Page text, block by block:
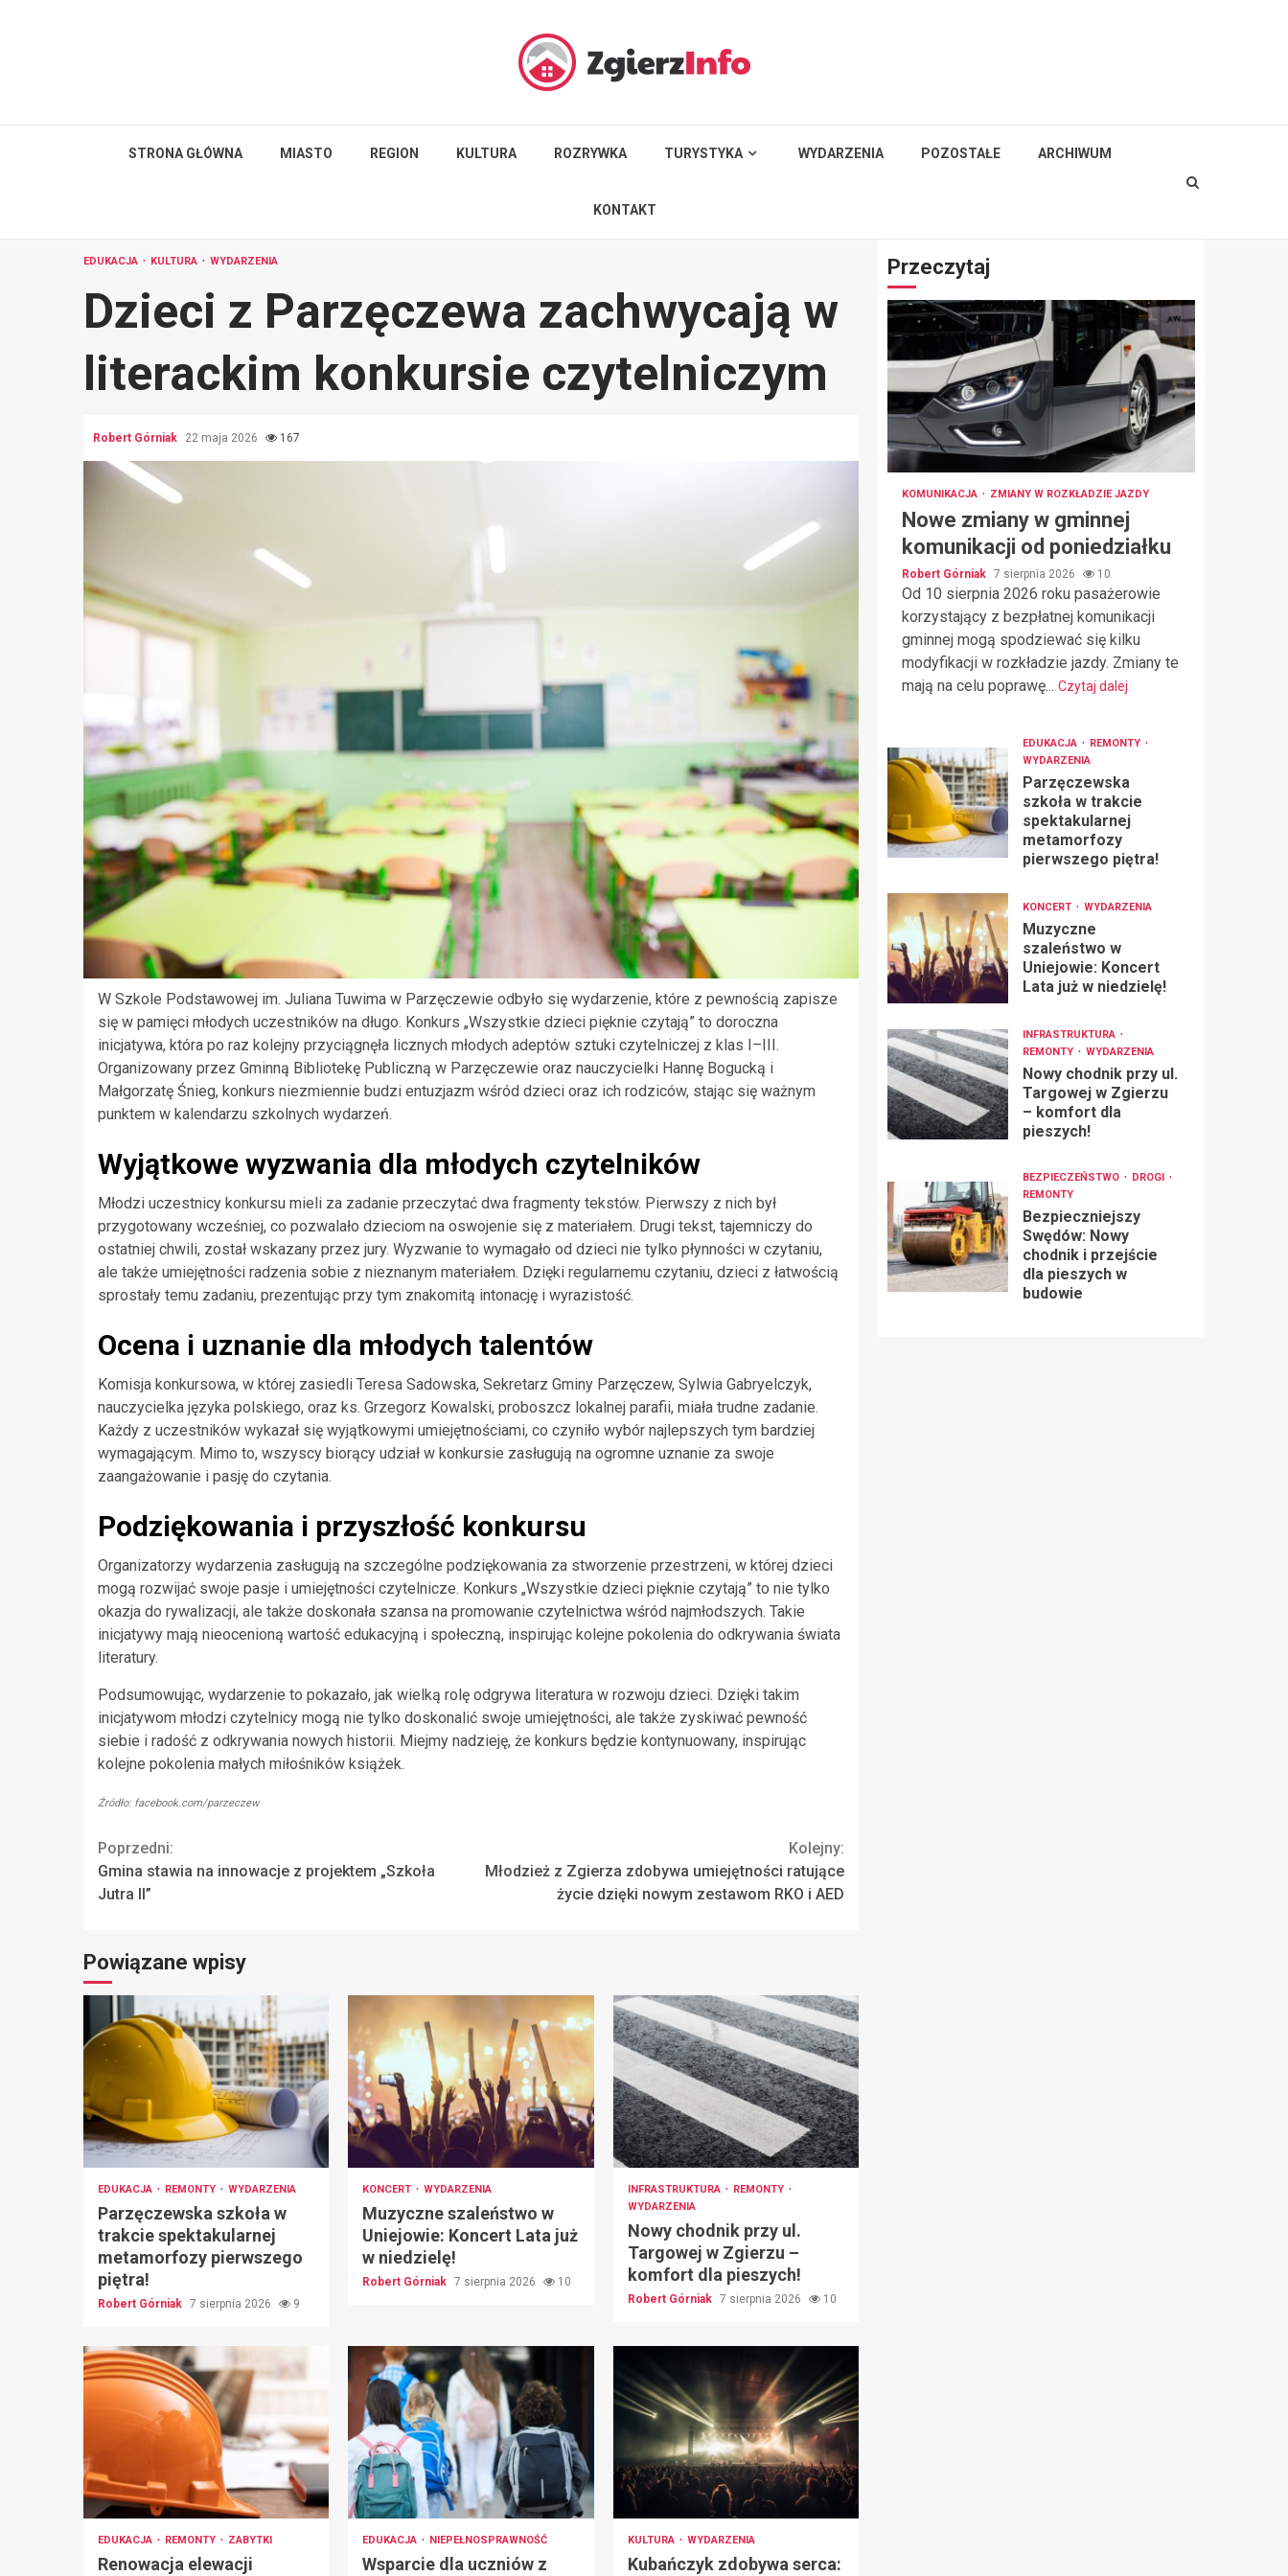
STRONA GŁÓWNA MIASTO REGION KULTURA ROZRYWKA TURYSTYKA WYDARZENIA POZOSTAŁE ARCHIWUM
KONTAKT
EDUKACJA KULTURA WYDARZENIA
Dzieci z Parzęczewa zachwycają w
literackim konkursie czytelniczym
Robert Górniak 22 maja 2026 167
W Szkole Podstawowej im. Juliana Tuwima w Parzęczewie odbyło się wydarzenie, które z pewnością zapisze
się w pamięci młodych uczestników na długo. Konkurs „Wszystkie dzieci pięknie czytają” to doroczna
inicjatywa, która po raz kolejny przyciągnęła licznych młodych adeptów sztuki czytelniczej z klas I–III.
Organizowany przez Gminną Bibliotekę Publiczną w Parzęczewie oraz nauczycielki Hannę Bogucką i
Małgorzatę Śnieg, konkurs niezmiennie budzi entuzjazm wśród dzieci oraz ich rodziców, stając się ważnym
punktem w kalendarzu szkolnych wydarzeń.
Wyjątkowe wyzwania dla młodych czytelników
Młodzi uczestnicy konkursu mieli za zadanie przeczytać dwa fragmenty tekstów. Pierwszy z nich był
przygotowany wcześniej, co pozwalało dzieciom na oswojenie się z materiałem. Drugi tekst, tajemniczy do
ostatniej chwili, został wskazany przez jury. Wyzwanie to wymagało od dzieci nie tylko płynności w czytaniu,
ale także umiejętności radzenia sobie z nieznanym materiałem. Dzięki regularnemu czytaniu, dzieci z łatwością
sprostały temu zadaniu, prezentując przy tym znakomitą intonację i wyrazistość.
Ocena i uznanie dla młodych talentów
Komisja konkursowa, w której zasiedli Teresa Sadowska, Sekretarz Gminy Parzęczew, Sylwia Gabryelczyk,
nauczycielka języka polskiego, oraz ks. Grzegorz Kowalski, proboszcz lokalnej parafii, miała trudne zadanie.
Każdy z uczestników wykazał się wyjątkowymi umiejętnościami, co czyniło wybór najlepszych tym bardziej
wymagającym. Mimo to, wszyscy biorący udział w konkursie zasługują na ogromne uznanie za swoje
zaangażowanie i pasję do czytania.
Podziękowania i przyszłość konkursu
Organizatorzy wydarzenia zasługują na szczególne podziękowania za stworzenie przestrzeni, w której dzieci
mogą rozwijać swoje pasje i umiejętności czytelnicze. Konkurs „Wszystkie dzieci pięknie czytają” to nie tylko
okazja do rywalizacji, ale także doskonała szansa na promowanie czytelnictwa wśród najmłodszych. Takie
inicjatywy mają nieocenioną wartość edukacyjną i społeczną, inspirując kolejne pokolenia do odkrywania świata
literatury.
Podsumowując, wydarzenie to pokazało, jak wielką rolę odgrywa literatura w rozwoju dzieci. Dzięki takim
inicjatywom młodzi czytelnicy mogą nie tylko doskonalić swoje umiejętności, ale także zyskiwać pewność
siebie i radość z odkrywania nowych historii. Miejmy nadzieję, że konkurs będzie kontynuowany, inspirując
kolejne pokolenia małych miłośników książek.
Źródło: facebook.com/parzeczew
Continue
Reading
Poprzedni:
Gmina stawia na innowacje z projektem „Szkoła
Jutra II”
Kolejny:
Młodzież z Zgierza zdobywa umiejętności ratujące
życie dzięki nowym zestawom RKO i AED
Powiązane wpisy
EDUKACJA REMONTY WYDARZENIA
Parzęczewska szkoła w
trakcie spektakularnej
metamorfozy pierwszego
piętra!
Robert Górniak 7 sierpnia 2026 9
KONCERT WYDARZENIA
Muzyczne szaleństwo w
Uniejowie: Koncert Lata już
w niedzielę!
Robert Górniak 7 sierpnia 2026 10
INFRASTRUKTURA
REMONTY
WYDARZENIA
Nowy chodnik przy ul.
Targowej w Zgierzu –
komfort dla pieszych!
Robert Górniak 7 sierpnia 2026 10
EDUKACJA REMONTY ZABYTKI
Renowacja elewacji
EDUKACJA NIEPEŁNOSPRAWNOŚĆ
Wsparcie dla uczniów z
KULTURA WYDARZENIA
Kubańczyk zdobywa serca:
Przeczytaj
KOMUNIKACJA ZMIANY W ROZKŁADZIE JAZDY
Nowe zmiany w gminnej
komunikacji od poniedziałku
Robert Górniak 7 sierpnia 2026 10
Od 10 sierpnia 2026 roku pasażerowie
korzystający z bezpłatnej komunikacji
gminnej mogą spodziewać się kilku
modyfikacji w rozkładzie jazdy. Zmiany te
mają na celu poprawę... Czytaj dalej
EDUKACJA
REMONTY
WYDARZENIA
Parzęczewska
szkoła w trakcie
spektakularnej
metamorfozy
pierwszego piętra!
KONCERT WYDARZENIA
Muzyczne
szaleństwo w
Uniejowie: Koncert
Lata już w niedzielę!
INFRASTRUKTURA
REMONTY
WYDARZENIA
Nowy chodnik przy ul.
Targowej w Zgierzu
– komfort dla
pieszych!
BEZPIECZEŃSTWO
DROGI
REMONTY
Bezpieczniejszy
Swędów: Nowy
chodnik i przejście
dla pieszych w
budowie